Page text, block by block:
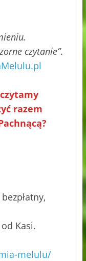
czytanie”.
razem
Kasi.
melulu/